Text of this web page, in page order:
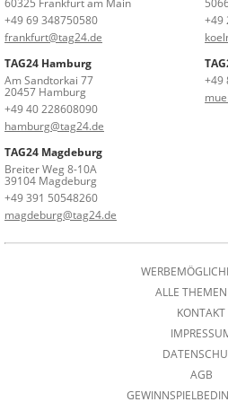
60325 Frankfurt am Main
+49 69 348750580
frankfurt@tag24.de
+49
TAG24 Hamburg
Am Sandtorkai 77
20457 Hamburg
+49 40 228608090
hamburg@tag24.de
+49
TAG24 Magdeburg
Breiter Weg 8-10A
39104 Magdeburg
+49 391 50548260
magdeburg@tag24.de
ALLE
KONTAKT
AGB